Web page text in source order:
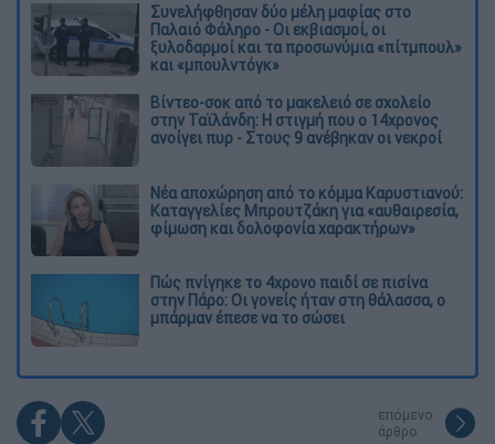
Συνελήφθησαν δύο μέλη μαφίας στο
Παλαιό Φάληρο - Οι εκβιασμοί, οι
ξυλοδαρμοί και τα προσωνύμια «πίτμπουλ»
και «μπουλντόγκ»
Βίντεο-σοκ από το μακελειό σε σχολείο
στην Ταϊλάνδη: Η στιγμή που ο 14χρονος
ανοίγει πυρ - Στους 9 ανέβηκαν οι νεκροί
Νέα αποχώρηση από το κόμμα Καρυστιανού:
Καταγγελίες Μπρουτζάκη για «αυθαιρεσία,
φίμωση και δολοφονία χαρακτήρων»
Πώς πνίγηκε το 4χρονο παιδί σε πισίνα
στην Πάρο: Οι γονείς ήταν στη θάλασσα, ο
μπάρμαν έπεσε να το σώσει
επόμενο
άρθρο